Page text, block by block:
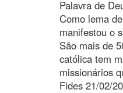
Palavra de
Como lema
manifestou o
São mais de
católica tem
missionários
Fides 21/02/